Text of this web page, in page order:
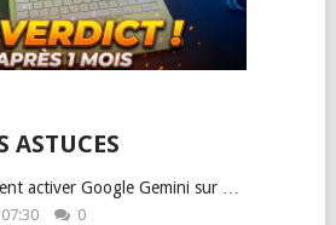
ASTUCES
activer Google Gemini sur …
0